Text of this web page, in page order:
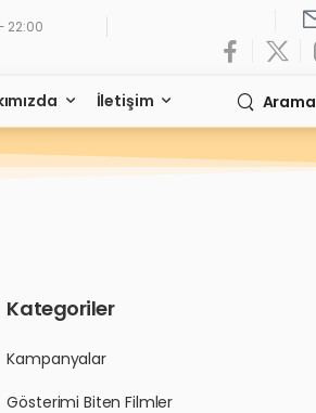
22:00
İletişim Arama
Kategoriler
Kampanyalar
Gösterimi Biten Filmler